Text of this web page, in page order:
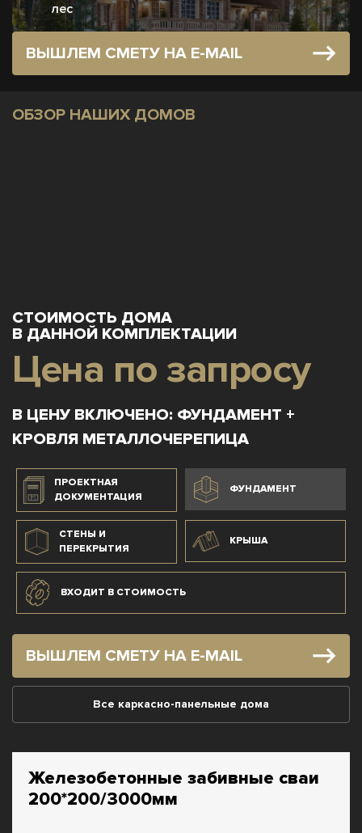
лес
ВЫШЛЕМ СМЕТУ НА E-MAIL
ОБЗОР НАШИХ ДОМОВ
СТОИМОСТЬ ДОМА
В ДАННОЙ КОМПЛЕКТАЦИИ
Цена по запросу
В ЦЕНУ ВКЛЮЧЕНО: ФУНДАМЕНТ +
КРОВЛЯ МЕТАЛЛОЧЕРЕПИЦА
ПРОЕКТНАЯ
ДОКУМЕНТАЦИЯ
ФУНДАМЕНТ
СТЕНЫ И
ПЕРЕКРЫТИЯ
КРЫША
ВХОДИТ В СТОИМОСТЬ
ВЫШЛЕМ СМЕТУ НА E-MAIL
Все каркасно-панельные дома
Железобетонные забивные сваи
200*200/3000мм